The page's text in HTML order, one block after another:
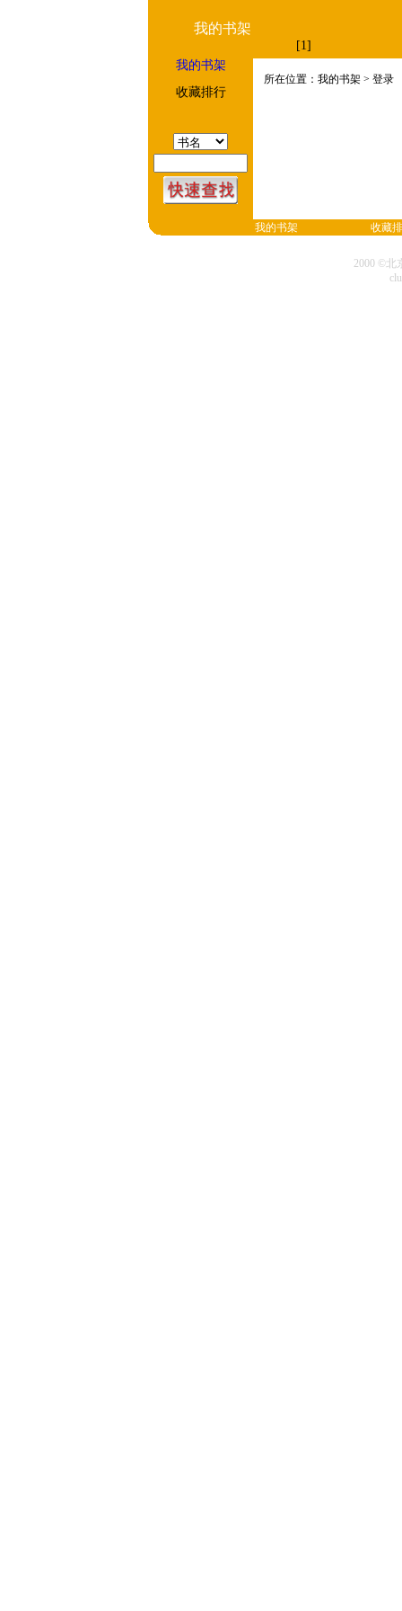
我的书架
[1]
我的书架
收藏排行
所在位置：我的书架 > 登录
我的书架 收藏
2000 ©北